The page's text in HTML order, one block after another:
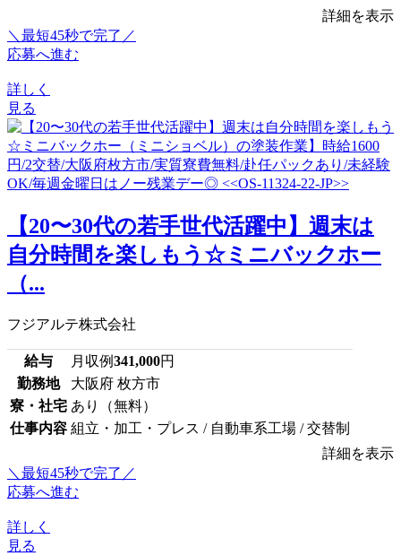
詳細を表示
＼最短45秒で完了／
応募へ進む
詳しく
見る
【20〜30代の若手世代活躍中】週末は
自分時間を楽しもう☆ミニバックホー
（...
フジアルテ株式会社
給与 月収例341,000円
勤務地
大阪府 枚方市
寮・社宅 あり（無料）
仕事内容 組立・加工・プレス / 自動車系工場 / 交替制
詳細を表示
＼最短45秒で完了／
応募へ進む
詳しく
見る